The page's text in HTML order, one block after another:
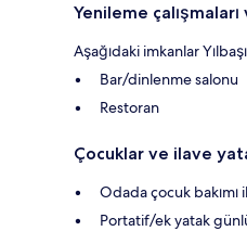
Yenileme
Aşağıdaki imkanlar
Bar/dinlenme salonu
Restoran
Çocuklar ve ilave
Odada çocuk bakımı
Portatif/ek yatak